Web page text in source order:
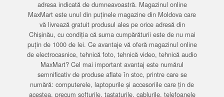
adresa indicată de dumneavoastră. Magazinul online
MaxMart este unul din puținele magazine din Moldova care
vă livrează gratuit produsul ales pe orice adresă din
Chișinău, cu condiția că suma cumpărăturii este de nu mai
puțin de 1000 de lei. Ce avantaje vă oferă magazinul online
de electrocasnice, tehnică foto, tehnică video, tehnică audio
MaxMart? Cel mai important avantaj este numărul
semnificativ de produse aflate în stoc, printre care se
numără: computerele, laptopurile și accesoriile care țin de
acestea, precum softurile, tastaturile, cablurile, telefoanele